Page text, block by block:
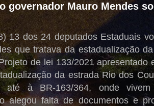
governador Mauro Mendes
13 dos 24 deputados Estaduais
que tratava da estadualização
de lei 133/2021 apresentado
da estrada Rio dos
até à BR-163/364, onde
alegou falta de documentos e